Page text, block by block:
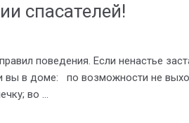
спасателей!
поведения. Если ненастье
вы в доме: по возможности не
во …